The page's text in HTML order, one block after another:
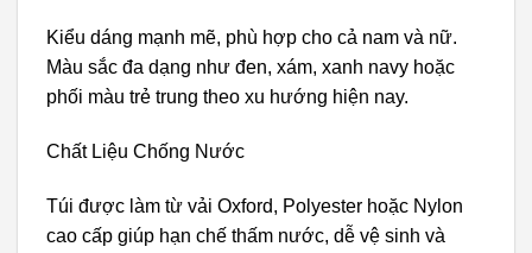
Kiểu dáng mạnh mẽ, phù hợp cho cả nam và nữ.
Màu sắc đa dạng như đen, xám, xanh navy hoặc
phối màu trẻ trung theo xu hướng hiện nay.
Chất Liệu Chống Nước
Túi được làm từ vải Oxford, Polyester hoặc Nylon
cao cấp giúp hạn chế thấm nước, dễ vệ sinh và